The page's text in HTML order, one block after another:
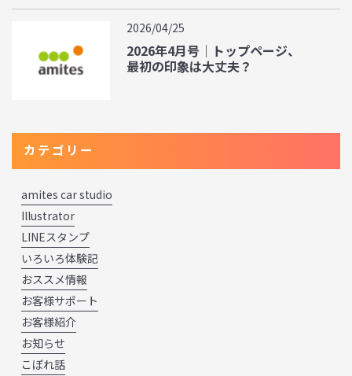
2026/04/25
2026年4月号｜トップページ、
最初の印象は大丈夫？
カテゴリー
amites car studio
Illustrator
LINEスタンプ
いろいろ体験記
おススメ情報
お客様サポート
お客様紹介
お知らせ
こぼれ話